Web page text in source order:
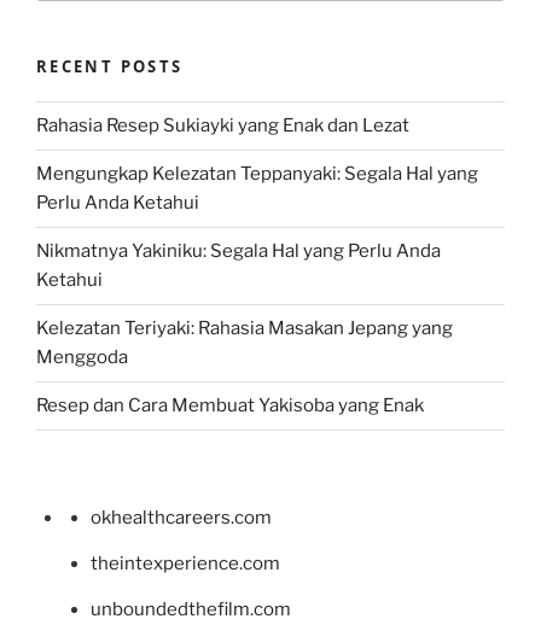
RECENT POSTS
Rahasia Resep Sukiayki yang Enak dan Lezat
Mengungkap Kelezatan Teppanyaki: Segala Hal yang
Perlu Anda Ketahui
Nikmatnya Yakiniku: Segala Hal yang Perlu Anda
Ketahui
Kelezatan Teriyaki: Rahasia Masakan Jepang yang
Menggoda
Resep dan Cara Membuat Yakisoba yang Enak
okhealthcareers.com
theintexperience.com
unboundedthefilm.com